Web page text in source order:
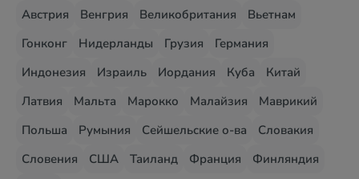
Австрия
Венгрия Великобритания
Вьетнам
Гонконг
Нидерланды Грузия
Германия
Индонезия
Израиль Иордания Куба
Китай
Латвия
Мальта Марокко Малайзия
Маврикий
Польша
Румыния Сейшельские о-ва
Словакия
Словения
США Таиланд Франция
Финляндия